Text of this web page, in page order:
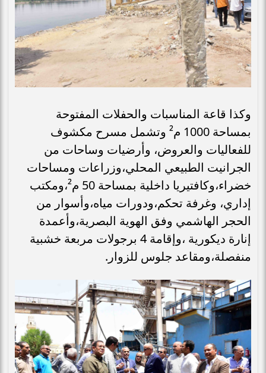
وكذا قاعة المناسبات والحفلات المفتوحة
بمساحة 1000 م² وتشمل مسرح مكشوف
للفعاليات والعروض، وأرضيات وساحات من
الجرانيت الطبيعي المحلي،وزراعات ومساحات
خضراء،وكافتيريا داخلية بمساحة 50 م²،ومكتب
إداري، وغرفة تحكم،ودورات مياه،وأسوار من
الحجر الهاشمي وفق الهوية البصرية،وأعمدة
إنارة ديكورية ،وإقامة 4 برجولات مربعة خشبية
منفصلة،ومقاعد جلوس للزوار.